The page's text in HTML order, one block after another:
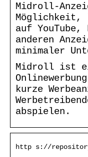
Midroll-
Möglichkeit,
auf YouTube,
anderen
minimaler
Midroll ist
kurze
abspielen.
http s://